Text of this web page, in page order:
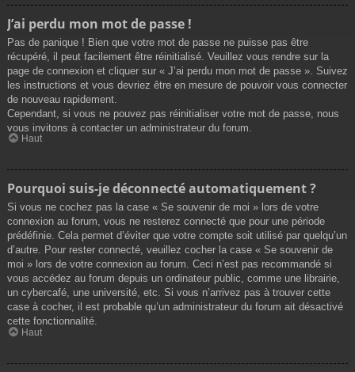
J’ai perdu mon mot de passe !
Pas de panique ! Bien que votre mot de passe ne puisse pas être
récupéré, il peut facilement être réinitialisé. Veuillez vous rendre sur la
page de connexion et cliquer sur « J’ai perdu mon mot de passe ». Suivez
les instructions et vous devriez être en mesure de pouvoir vous connecter
de nouveau rapidement.
Cependant, si vous ne pouvez pas réinitialiser votre mot de passe, nous
vous invitons à contacter un administrateur du forum.
Haut
Pourquoi suis-je déconnecté automatiquement ?
Si vous ne cochez pas la case « Se souvenir de moi » lors de votre
connexion au forum, vous ne resterez connecté que pour une période
prédéfinie. Cela permet d’éviter que votre compte soit utilisé par quelqu’un
d’autre. Pour rester connecté, veuillez cocher la case « Se souvenir de
moi » lors de votre connexion au forum. Ceci n’est pas recommandé si
vous accédez au forum depuis un ordinateur public, comme une librairie,
un cybercafé, une université, etc. Si vous n’arrivez pas à trouver cette
case à cocher, il est probable qu’un administrateur du forum ait désactivé
cette fonctionnalité.
Haut